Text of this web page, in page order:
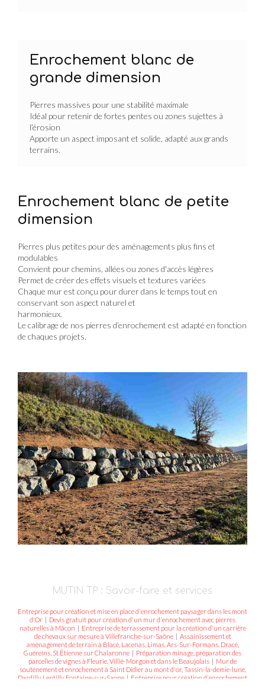
Enrochement blanc de
grande dimension
Pierres massives pour une stabilité maximale
Idéal pour retenir de fortes pentes ou zones sujettes à
l’érosion
Apporte un aspect imposant et solide, adapté aux grands
terrains.
Enrochement blanc de petite
dimension
Pierres plus petites pour des aménagements plus fins et
modulables
Convient pour chemins, allées ou zones d'accès légères
Permet de créer des effets visuels et textures variées
Chaque mur est conçu pour durer dans le temps tout en
conservant son aspect naturel et
harmonieux.
Le calibrage de nos pierres d’enrochement est adapté en fonction
de chaques projets.
MUTIN TP : Savoir-faire et services
Entreprise pour création et mise en place d'enrochement paysager dans les mont
d'Or | Devis gratuit pour création d'un mur d'enrochement avec pierres
naturelles à Mâcon | Entreprise de terrassement pour la création d'un carrière
de chevaux sur mesure à Villefranche-sur-Saône| Assainissement et
aménagement de terrain à Blacé, Lacenas, Limas, Ars-Sur-Formans, Dracé,
Guéreins, St Étienne sur Chalaronne | Préparation minage, préparation des
parcelles de vignes à Fleurie, Villié-Morgon et dans le Beaujolais | Mur de
soutènement et enrochement à Saint Didier au mont d'or, Tassin-la-demie-lune,
Dardilly, Lentilly, Fontaine-sur-Saone | Entreprise pour création d'enrochement